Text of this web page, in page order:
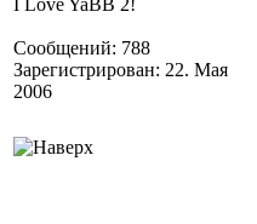
I Love YaBB 2!
Сообщений: 788
Зарегистрирован: 22. Мая
2006